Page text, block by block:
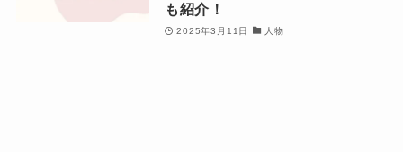
も紹介！
2025年3月11日 人物